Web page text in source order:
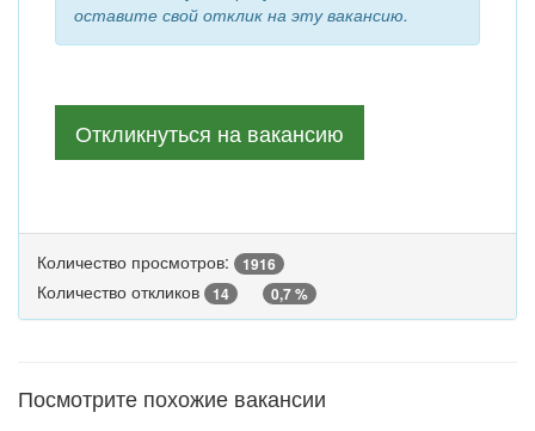
оставите свой отклик на эту вакансию.
Откликнуться на вакансию
Количество просмотров: 1916
Количество откликов 14 0,7 %
Посмотрите похожие вакансии